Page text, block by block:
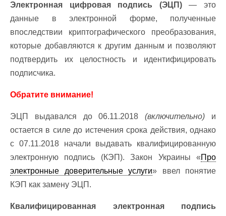
Электронная цифровая подпись (ЭЦП)— это
данные в электронной форме, полученные
впоследствии криптографического преобразования,
которые добавляются к другим данным и позволяют
подтвердить их целостность и идентифицировать
подписчика.
Обратите внимание!
ЭЦП выдавался до 06.11.2018(включительно) и
остается в силе до истечения срока действия, однако
с 07.11.2018 начали выдавать квалифицированную
электронную подпись (КЭП). Закон Украины «Про
электронные доверительные услуги» ввел понятие
КЭП как замену ЭЦП.
Квалифицированная электронная подпись